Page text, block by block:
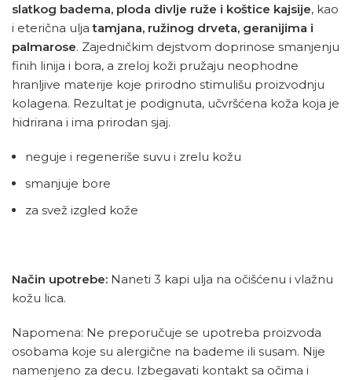
slatkog badema, ploda divlje ruže i koštice kajsije, kao
i eterična uljatamjana, ružinog drveta, geranijima i
palmarose. Zajedničkim dejstvom doprinose smanjenju
finih linija i bora, a zreloj koži pružaju neophodne
hranljive materije koje prirodno stimulišu proizvodnju
kolagena. Rezultat je podignuta, učvršćena koža koja je
hidrirana i ima prirodan sjaj.
neguje i regeneriše suvu i zrelu kožu
smanjuje bore
za svež izgled kože
Način upotrebe: Naneti 3 kapi ulja na očišćenu i vlažnu
kožu lica.
Napomena: Ne preporučuje se upotreba proizvoda
osobama koje su alergične na bademe ili susam. Nije
namenjeno za decu. Izbegavati kontakt sa očima i